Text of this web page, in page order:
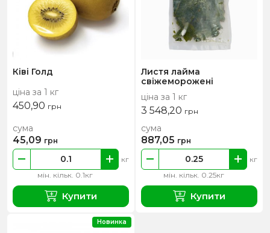
Ківі Голд
ціна за 1 кг
450,90 грн
мін. кільк. 0.1кг
кг
сума
45,09 грн
Купити
Листя лайма
свіжеморожені
ціна за 1 кг
3 548,20 грн
мін. кільк. 0.25кг
кг
сума
887,05 грн
Купити
Новинка